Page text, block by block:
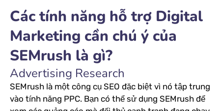
Các tính năng hỗ trợ Digital
Marketing cần chú ý của
SEMrush là gì?
Advertising Research
SEMrush là một công cụ SEO đặc biệt vì nó tập trung
vào tính năng PPC. Bạn có thể sử dụng SEMrush để